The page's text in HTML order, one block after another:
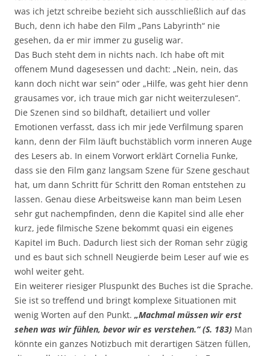
was ich jetzt schreibe bezieht sich ausschließlich auf das
Buch, denn ich habe den Film „Pans Labyrinth“ nie
gesehen, da er mir immer zu guselig war.
Das Buch steht dem in nichts nach. Ich habe oft mit
offenem Mund dagesessen und dacht: „Nein, nein, das
kann doch nicht war sein“ oder „Hilfe, was geht hier denn
grausames vor, ich traue mich gar nicht weiterzulesen“.
Die Szenen sind so bildhaft, detailiert und voller
Emotionen verfasst, dass ich mir jede Verfilmung sparen
kann, denn der Film läuft buchstäblich vorm inneren Auge
des Lesers ab. In einem Vorwort erklärt Cornelia Funke,
dass sie den Film ganz langsam Szene für Szene geschaut
hat, um dann Schritt für Schritt den Roman entstehen zu
lassen. Genau diese Arbeitsweise kann man beim Lesen
sehr gut nachempfinden, denn die Kapitel sind alle eher
kurz, jede filmische Szene bekommt quasi ein eigenes
Kapitel im Buch. Dadurch liest sich der Roman sehr zügig
und es baut sich schnell Neugierde beim Leser auf wie es
wohl weiter geht.
Ein weiterer riesiger Pluspunkt des Buches ist die Sprache.
Sie ist so treffend und bringt komplexe Situationen mit
wenig Worten auf den Punkt. „Machmal müssen wir erst
sehen was wir fühlen, bevor wir es verstehen.“ (S. 183) Man
könnte ein ganzes Notizbuch mit derartigen Sätzen füllen,